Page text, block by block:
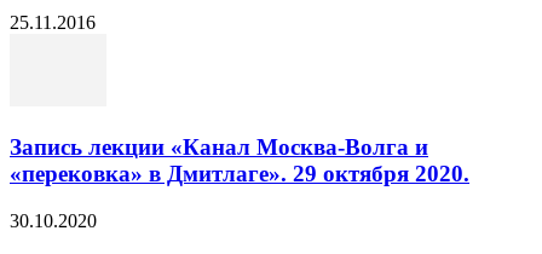
25.11.2016
Запись лекции «Канал Москва-Волга и
«перековка» в Дмитлаге». 29 октября 2020.
30.10.2020